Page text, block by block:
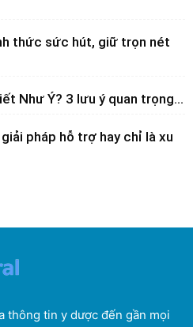
thức sức hút, giữ trọn nét
Như Ý? 3 lưu ý quan trọng...
pháp hỗ trợ hay chỉ là xu
thông tin y dược đến gần mọi